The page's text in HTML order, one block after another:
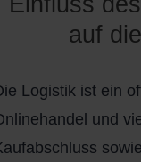
jedem Fall eine
auf
Logistik ist ein
und